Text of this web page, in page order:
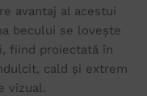
avantaj al acestui
becului se lovește
fiind proiectată în
cald și extrem
vizual.